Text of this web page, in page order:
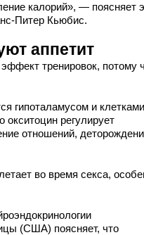
калорий», — поясняет
Питер Кьюбис.
аппетит
тренировок, потому
гипоталамусом и клетками
регулирует
отношений,
во время секса,
(США) поясняет, что